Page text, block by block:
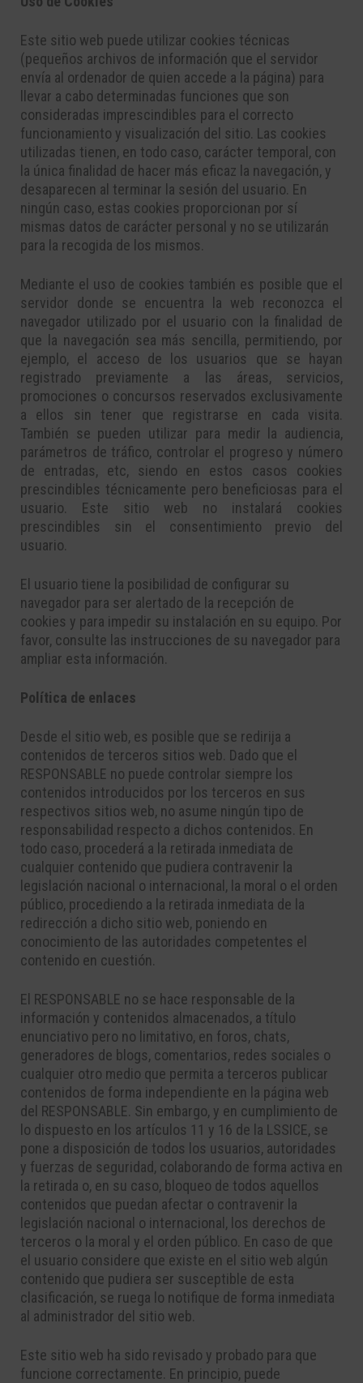
Este sitio web puede utilizar cookies técnicas
(pequeños archivos de información que el servidor
envía al ordenador de quien accede a la página) para
llevar a cabo determinadas funciones que son
consideradas imprescindibles para el correcto
funcionamiento y visualización del sitio. Las cookies
utilizadas tienen, en todo caso, carácter temporal, con
la única finalidad de hacer más eficaz la navegación, y
desaparecen al terminar la sesión del usuario. En
ningún caso, estas cookies proporcionan por sí
mismas datos de carácter personal y no se utilizarán
para la recogida de los mismos.
Mediante el uso de cookies también es posible que el
servidor donde se encuentra la web reconozca el
navegador utilizado por el usuario con la finalidad de
que la navegación sea más sencilla, permitiendo, por
ejemplo, el acceso de los usuarios que se hayan
registrado previamente a las áreas, servicios,
promociones o concursos reservados exclusivamente
a ellos sin tener que registrarse en cada visita.
También se pueden utilizar para medir la audiencia,
parámetros de tráfico, controlar el progreso y número
de entradas, etc, siendo en estos casos cookies
prescindibles técnicamente pero beneficiosas para el
usuario. Este sitio web no instalará cookies
prescindibles sin el consentimiento previo del
usuario.
El usuario tiene la posibilidad de configurar su
navegador para ser alertado de la recepción de
cookies y para impedir su instalación en su equipo. Por
favor, consulte las instrucciones de su navegador para
ampliar esta información.
Política de enlaces
Desde el sitio web, es posible que se redirija a
contenidos de terceros sitios web. Dado que el
RESPONSABLE no puede controlar siempre los
contenidos introducidos por los terceros en sus
respectivos sitios web, no asume ningún tipo de
responsabilidad respecto a dichos contenidos. En
todo caso, procederá a la retirada inmediata de
cualquier contenido que pudiera contravenir la
legislación nacional o internacional, la moral o el orden
público, procediendo a la retirada inmediata de la
redirección a dicho sitio web, poniendo en
conocimiento de las autoridades competentes el
contenido en cuestión.
El RESPONSABLE no se hace responsable de la
información y contenidos almacenados, a título
enunciativo pero no limitativo, en foros, chats,
generadores de blogs, comentarios, redes sociales o
cualquier otro medio que permita a terceros publicar
contenidos de forma independiente en la página web
del RESPONSABLE. Sin embargo, y en cumplimiento de
lo dispuesto en los artículos 11 y 16 de la LSSICE, se
pone a disposición de todos los usuarios, autoridades
y fuerzas de seguridad, colaborando de forma activa en
la retirada o, en su caso, bloqueo de todos aquellos
contenidos que puedan afectar o contravenir la
legislación nacional o internacional, los derechos de
terceros o la moral y el orden público. En caso de que
el usuario considere que existe en el sitio web algún
contenido que pudiera ser susceptible de esta
clasificación, se ruega lo notifique de forma inmediata
al administrador del sitio web.
Este sitio web ha sido revisado y probado para que
funcione correctamente. En principio, puede